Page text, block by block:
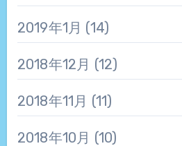
2019年1月 (14)
2018年12月 (12)
2018年11月 (11)
2018年10月 (10)